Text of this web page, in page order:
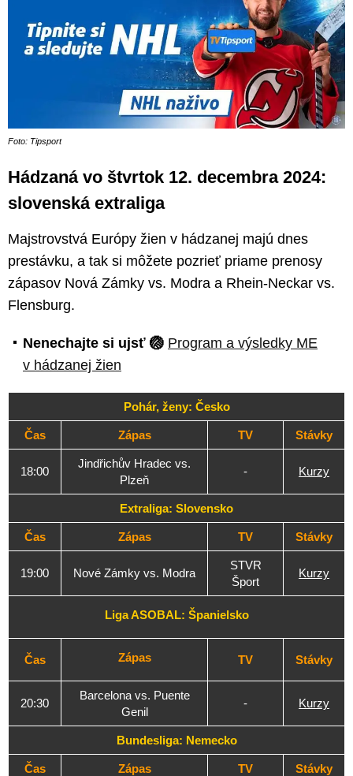
Foto: Tipsport
Hádzaná vo štvrtok 12. decembra 2024:
slovenská extraliga
Majstrovstvá Európy žien v hádzanej majú dnes
prestávku, a tak si môžete pozrieť priame prenosy
zápasov Nová Zámky vs. Modra a Rhein-Neckar vs.
Flensburg.
Nenechajte si ujsť 🏐 Program a výsledky ME
v hádzanej žien
Pohár, ženy: Česko
Čas Zápas TV Stávky
18:00
Jindřichův Hradec vs.
Plzeň
- Kurzy
Extraliga: Slovensko
Čas Zápas TV Stávky
19:00 Nové Zámky vs. Modra
STVR
Šport
Kurzy
Liga ASOBAL: Španielsko
Čas Zápas TV Stávky
20:30
Barcelona vs. Puente
Genil
- Kurzy
Bundesliga: Nemecko
Čas Zápas TV Stávky